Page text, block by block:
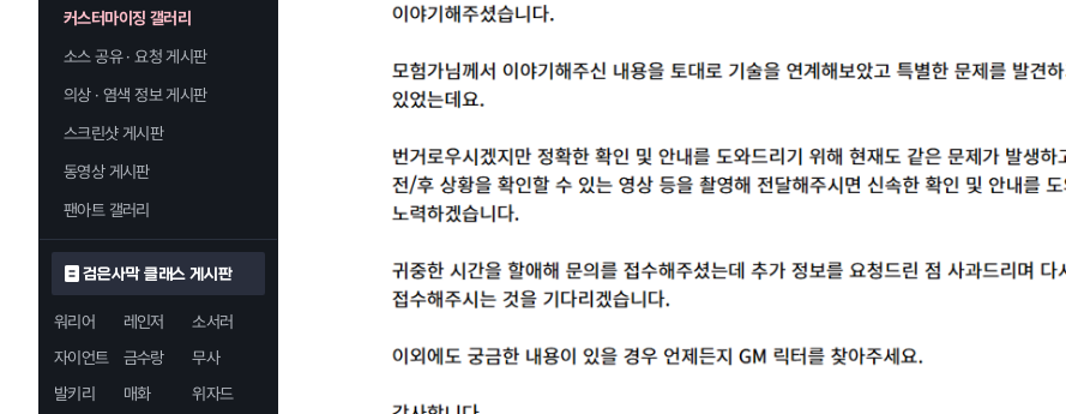
커스터마이징 갤러리
소스 공유 · 요청 게시판
의상 · 염색 정보 게시판
스크린샷 게시판
동영상 게시판
팬아트 갤러리
검은사막 클래스 게시판
워리어 레인저
소서러
자이언트
금수랑
무사
발키리
매화
위자드